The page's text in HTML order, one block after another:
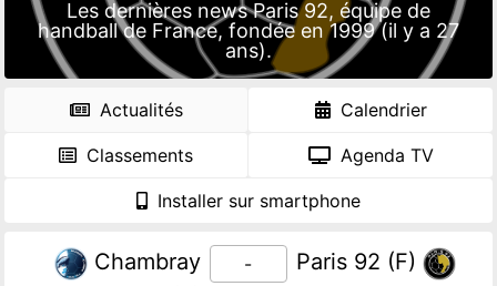
Les dernières news Paris 92, équipe de
handball de France, fondée en 1999 (il y a 27
ans).
Actualités Calendrier
Classements Agenda TV
Installer sur smartphone
Chambray
- Paris 92 (F)